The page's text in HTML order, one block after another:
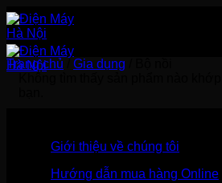
Bỏ
qua
nội
dung
Trang chủ Gia dụng
Giới thiệu về chúng tôi
Hướng dẫn mua hàng Online